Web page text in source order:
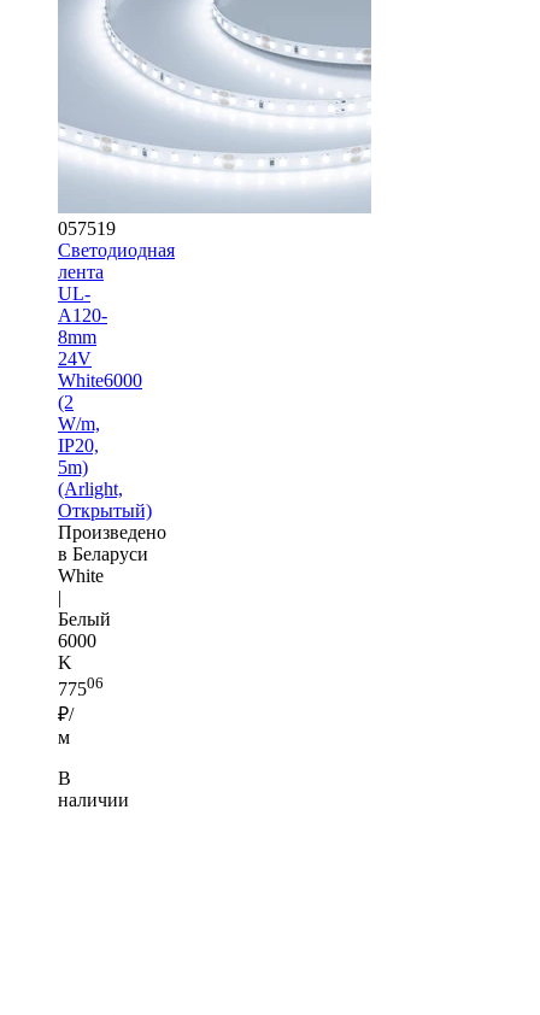
057519
Светодиодная
лента
UL-
A120-
8mm
24V
White6000
(2
W/m,
IP20,
5m)
(Arlight,
Открытый)
Произведено
в Беларуси
White
|
Белый
6000
K
77506
₽/
м
В
наличии